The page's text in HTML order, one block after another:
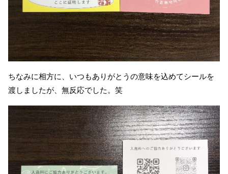
ちなみに相方に、いつもありがとうの意味を込めてシールを
渡しましたが、無反応でした。笑